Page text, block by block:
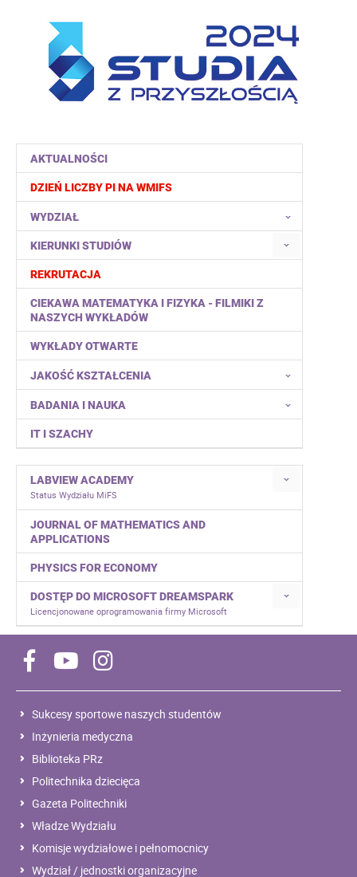
AKTUALNOŚCI
DZIEŃ LICZBY PI NA WMIFS
WYDZIAŁ
KIERUNKI STUDIÓW
REKRUTACJA
CIEKAWA MATEMATYKA I FIZYKA - FILMIKI Z
NASZYCH WYKŁADÓW
WYKŁADY OTWARTE
JAKOŚĆ KSZTAŁCENIA
BADANIA I NAUKA
IT I SZACHY
LABVIEW ACADEMY
Status Wydziału MiFS
JOURNAL OF MATHEMATICS AND
APPLICATIONS
PHYSICS FOR ECONOMY
DOSTĘP DO MICROSOFT DREAMSPARK
Licencjonowane oprogramowania firmy Microsoft
Sukcesy sportowe naszych studentów
Inżynieria medyczna
Biblioteka PRz
Politechnika dziecięca
Gazeta Politechniki
Władze Wydziału
Komisje wydziałowe i pełnomocnicy
Wydział / jednostki organizacyjne